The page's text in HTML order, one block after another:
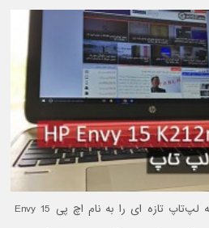
کمپانی اچ پی اواخر سال گذشته لپ‌تاپ تازه ای را به نام اچ پی Envy 15